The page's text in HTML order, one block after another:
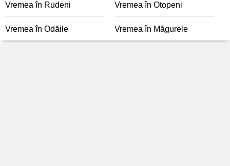
Vremea în Rudeni Vremea în Otopeni
Vremea în Odăile Vremea în Măgurele